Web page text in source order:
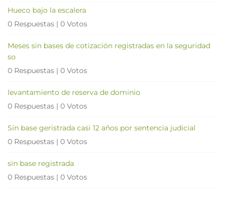
Hueco bajo la escalera
0 Respuestas | 0 Votos
Meses sin bases de cotización registradas en la seguridad
so
0 Respuestas | 0 Votos
levantamiento de reserva de dominio
0 Respuestas | 0 Votos
Sin base geristrada casi 12 años por sentencia judicial
0 Respuestas | 0 Votos
sin base registrada
0 Respuestas | 0 Votos